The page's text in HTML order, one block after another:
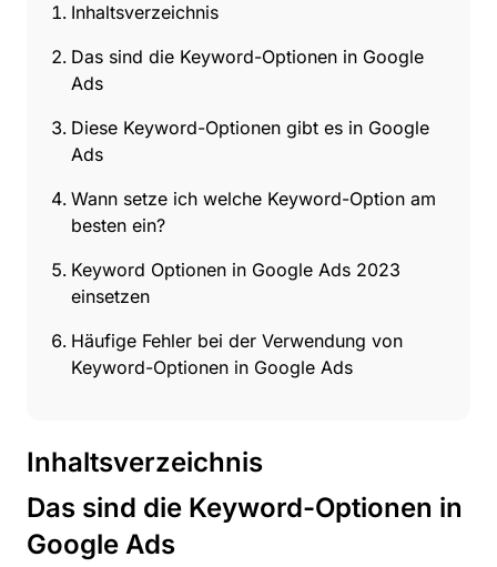
Inhaltsverzeichnis
Das sind die Keyword-Optionen in
Google Ads
Inhaltsverzeichnis
Das sind die Keyword-Optionen in Google
Ads
Diese Keyword-Optionen gibt es in Google
Ads
Wann setze ich welche Keyword-Option am
besten ein?
Keyword Optionen in Google Ads 2023
einsetzen
Häufige Fehler bei der Verwendung von
Keyword-Optionen in Google Ads